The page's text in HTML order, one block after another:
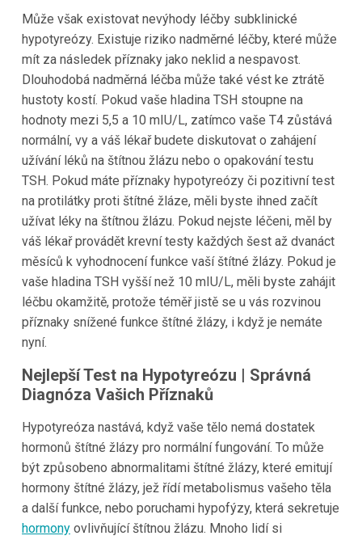
Může však existovat nevýhody léčby subklinické
hypotyreózy. Existuje riziko nadměrné léčby, které může
mít za následek příznaky jako neklid a nespavost.
Dlouhodobá nadměrná léčba může také vést ke ztrátě
hustoty kostí. Pokud vaše hladina TSH stoupne na
hodnoty mezi 5,5 a 10 mIU/L, zatímco vaše T4 zůstává
normální, vy a váš lékař budete diskutovat o zahájení
užívání léků na štítnou žlázu nebo o opakování testu
TSH. Pokud máte příznaky hypotyreózy či pozitivní test
na protilátky proti štítné žláze, měli byste ihned začít
užívat léky na štítnou žlázu. Pokud nejste léčeni, měl by
váš lékař provádět krevní testy každých šest až dvanáct
měsíců k vyhodnocení funkce vaší štítné žlázy. Pokud je
vaše hladina TSH vyšší než 10 mIU/L, měli byste zahájit
léčbu okamžitě, protože téměř jistě se u vás rozvinou
příznaky snížené funkce štítné žlázy, i když je nemáte
nyní.
Nejlepší Test na Hypotyreózu | Správná
Diagnóza Vašich Příznaků
Hypotyreóza nastává, když vaše tělo nemá dostatek
hormonů štítné žlázy pro normální fungování. To může
být způsobeno abnormalitami štítné žlázy, které emitují
hormony štítné žlázy, jež řídí metabolismus vašeho těla
a další funkce, nebo poruchami hypofýzy, která sekretuje
hormonyovlivňující štítnou žlázu. Mnoho lidí si